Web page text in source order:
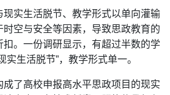
实生活脱节、教学形式以单向灌输
空与安全等因素，导致思政教育的
。一份调研显示，有超过半数的学
实生活脱节”，教学形式单一。
了高校申报高水平思政项目的现实